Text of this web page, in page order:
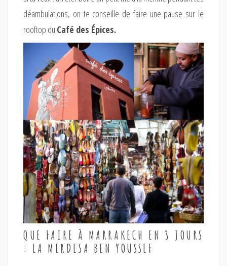
déambulations, on te conseille de faire une pause sur le
rooftop du Café des Épices.
QUE FAIRE À MARRAKECH EN 3 JOURS
: LA MERDESA BEN YOUSSEF